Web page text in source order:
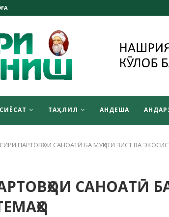
СИЁСАТ ТАҲЛИЛ АНДЕША
ПАРТОВҲОИ САНОАТӢ БА МУҲИТИ ЗИСТ ВА
САНОАТӢ